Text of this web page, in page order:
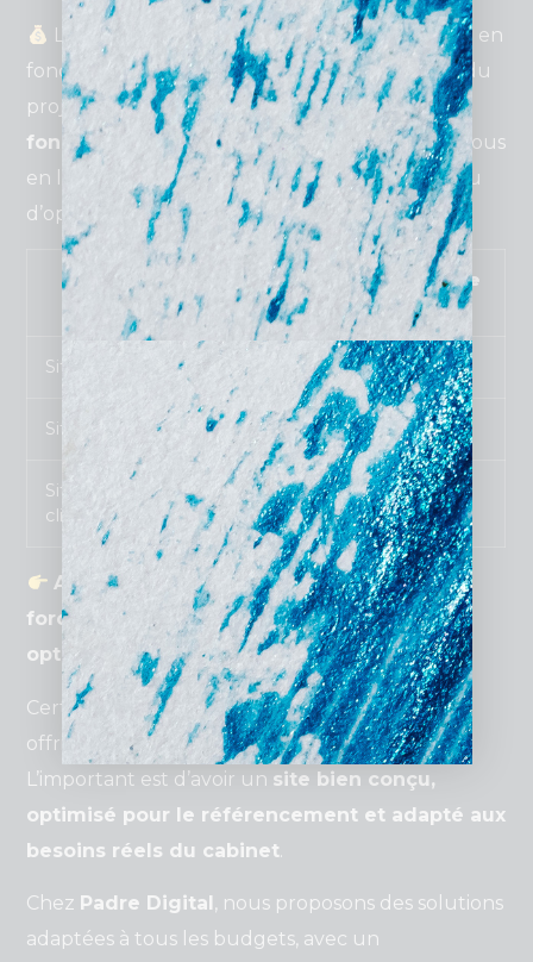
Le prix d’un site internetpour avocat varie en
fonction denombreux critères: complexitédu
projet, nombre depages,design,
fonctionnalitésspécifiques (prise de rendez-vous
en ligne, espace client, blog juridique) et niveau
d’optimisationSEO.
Type de site
Fourchette de
prix
Site vitrine basique 800 – 1 500 €
Site optimisé SEO avec blog 1 500 – 3 500 €
Site sur mesure avec espace
client
3 500 € et plus
Attention : un site plus cher n’est pas
forcément plus performant ou mieux
optimisé
Certains prestataires gonflent leurs tarifs sans
offrir un véritable retour sur investissement.
L’important est d’avoir un site bien conçu,
optimisé pour le référencement et adapté aux
besoins réels du cabinet.
Chez Padre Digital, nous proposons des solutions
adaptées à tous les budgets, avec un